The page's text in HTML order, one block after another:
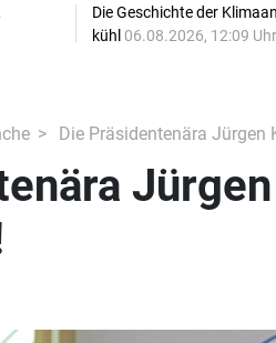
Die Geschichte der
kühl 06.08.2026, 12:09 Uhr
Die Präsidentenära Jürgen